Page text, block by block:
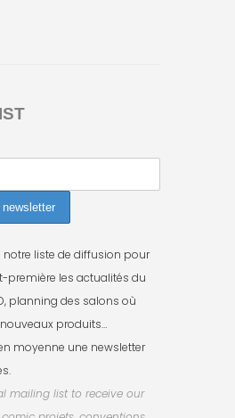
liste de diffusion pour
première les actualités du
planning des salons où
produits…
moyenne une newsletter
mailing list to receive our